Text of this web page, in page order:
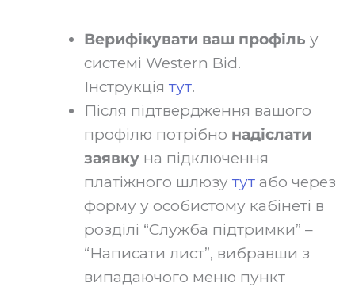
Верифікувати ваш профіль у
системі Western Bid.
Інструкція тут.‍
Після підтвердження вашого
профілю потрібно надіслати
заявкуна підключення
платіжного шлюзу тутабо через
форму у особистому кабінеті в
розділі “Служба підтримки” –
“Написати лист”, вибравши з
випадаючого меню пункт